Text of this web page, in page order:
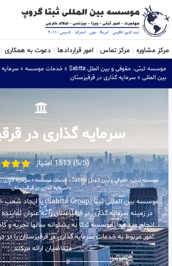
مرکز مشاوره مرکز تماس امور قراردادها دعوت به همکاری
موسسه ثبتی، حقوقی و بین الملل Sabtta » خدمات موسسه » سرمایه
بین المللی » سرمایه گذاری در قرقیزستان
سرمایه گذاری در
(5/5) 1513 امتیاز
موسسه ثبتی، حقوقی و بین الملل Sabtta »خدمات موسسه»سرمایه گذاری
»سرمایه گذاری در قرقیزستان
در زمینه سرمایه گذاری در قرقیزستان را به عنوان
انجام میدهد . موسسه ثبتا به پشتوانه سالها تجربه
امور مربوط به خدمات سرمایه گذاری در قرقیزستان را
متقاضیان ارائه میکند .